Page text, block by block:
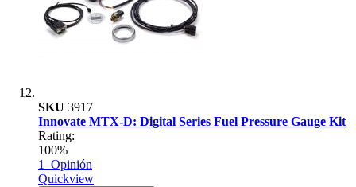
SKU 3917
Innovate MTX-D: Digital Series Fuel Pressure Gauge Kit
Rating:
100%
1 Opinión
Quickview